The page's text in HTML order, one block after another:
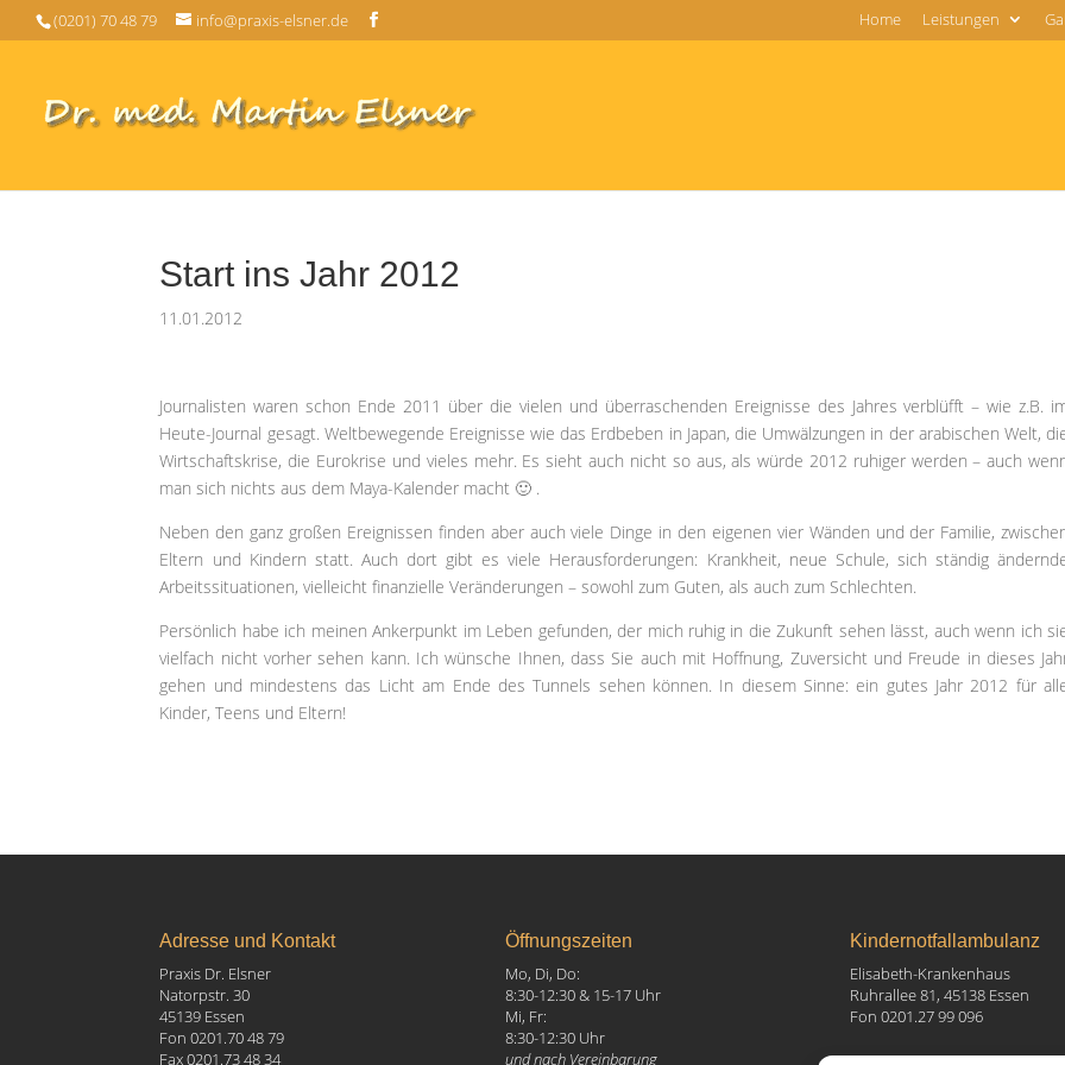
(0201) 70 48 79 info@praxis-elsner.de Home Leistungen
Start ins Jahr 2012
11.01.2012
Journalisten waren schon Ende 2011 über die vielen und überraschenden Ereignisse des Jahres verblüfft – wie z.B.
Heute-Journal gesagt. Weltbewegende Ereignisse wie das Erdbeben in Japan, die Umwälzungen in der arabischen Welt,
Wirtschaftskrise, die Eurokrise und vieles mehr. Es sieht auch nicht so aus, als würde 2012 ruhiger werden – auch
man sich nichts aus dem Maya-Kalender macht 🙂 .
Neben den ganz großen Ereignissen finden aber auch viele Dinge in den eigenen vier Wänden und der Familie,
Eltern und Kindern statt. Auch dort gibt es viele Herausforderungen: Krankheit, neue Schule, sich ständig
Arbeitssituationen, vielleicht finanzielle Veränderungen – sowohl zum Guten, als auch zum Schlechten.
Persönlich habe ich meinen Ankerpunkt im Leben gefunden, der mich ruhig in die Zukunft sehen lässt, auch wenn ich
vielfach nicht vorher sehen kann. Ich wünsche Ihnen, dass Sie auch mit Hoffnung, Zuversicht und Freude in dieses
gehen und mindestens das Licht am Ende des Tunnels sehen können. In diesem Sinne: ein gutes Jahr 2012 für
Kinder, Teens und Eltern!
Adresse und Kontakt
Praxis Dr. Elsner
Natorpstr. 30
45139 Essen
Fon 0201.70 48 79
Fax 0201.73 48 34
Öffnungszeiten
Mo, Di, Do:
8:30-12:30 & 15-17 Uhr
Mi, Fr:
8:30-12:30 Uhr
und nach Vereinbarung
Kindernotfallambulanz
Elisabeth-Krankenhaus
Ruhrallee 81, 45138 Essen
Fon 0201.27 99 096